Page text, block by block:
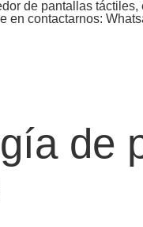
de pantallas
en contactarnos:
de